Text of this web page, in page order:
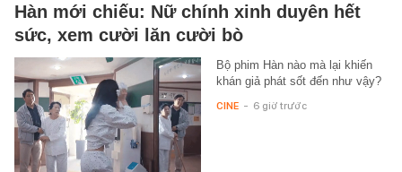
Hàn mới chiếu: Nữ chính xinh duyên hết
sức, xem cười lăn cười bò
Bộ phim Hàn nào mà lại khiến
khán giả phát sốt đến như vậy?
CINE - 6 giờ trước